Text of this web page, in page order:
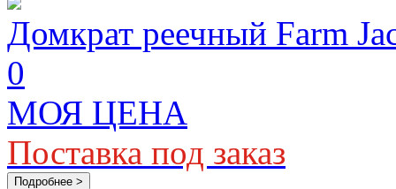
Домкрат реечный Farm
0
МОЯ ЦЕНА
Поставка под заказ
Подробнее >